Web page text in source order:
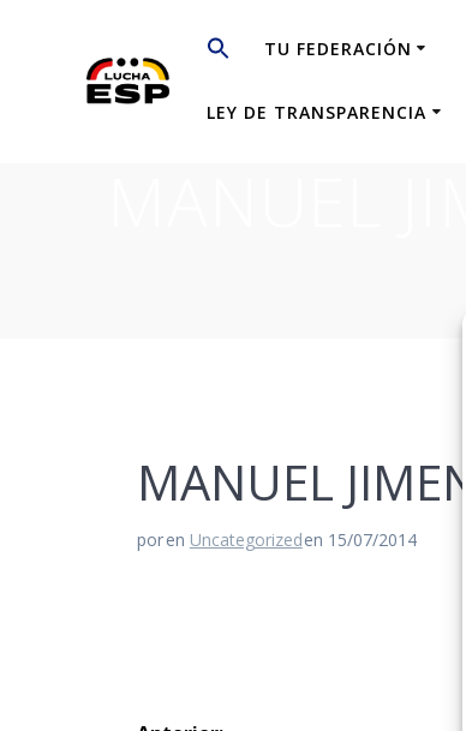
contenido
TU FEDERACIÓN
LEY DE TRANSPARENCIA
MANUEL
poren Uncategorizeden 15/07/2014